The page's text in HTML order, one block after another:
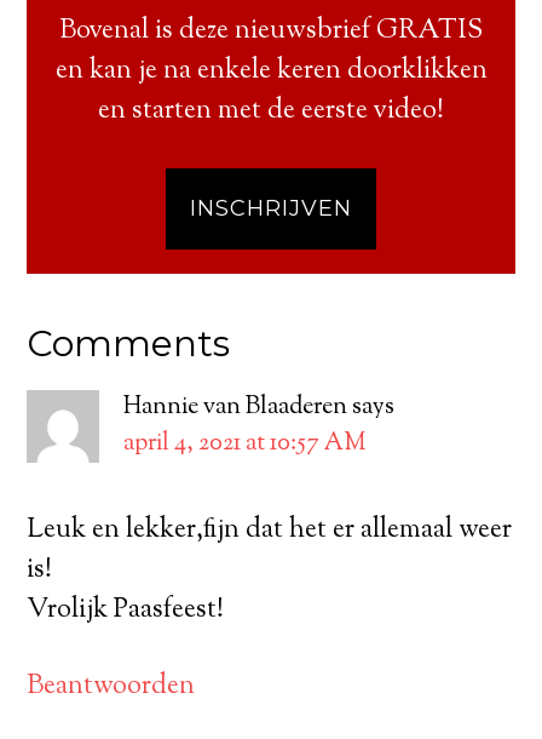
Bovenal is deze nieuwsbrief GRATIS
en kan je na enkele keren doorklikken
en starten met de eerste video!
INSCHRIJVEN
Comments
Hannie van Blaaderensays
april 4, 2021 at 10:57 AM
Leuk en lekker,fijn dat het er allemaal weer
is!
Vrolijk Paasfeest!
Beantwoorden